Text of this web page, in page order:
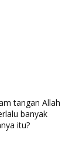
tangan Allah
banyak
itu?